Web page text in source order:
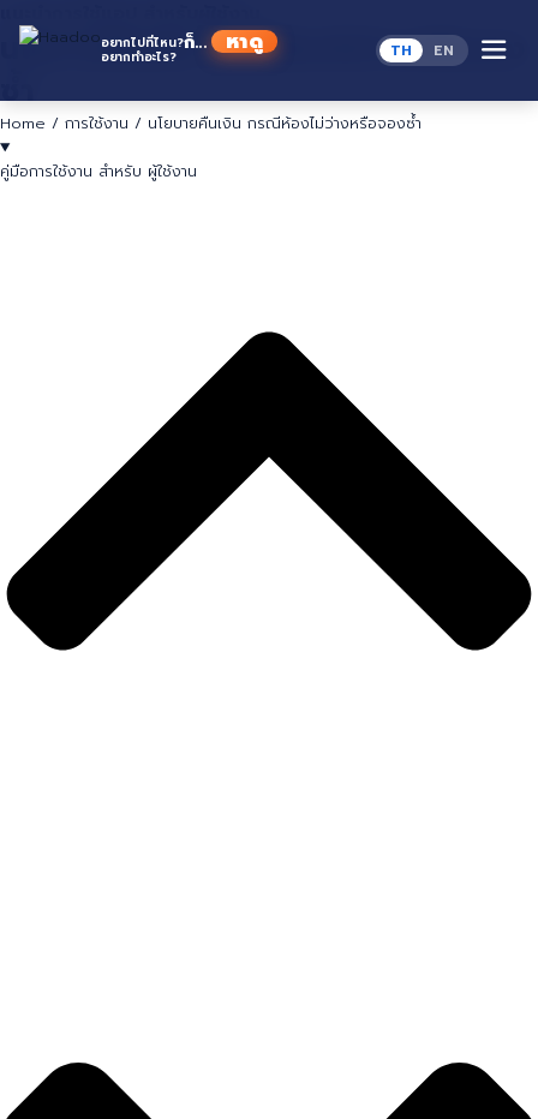
อยากไปที่ไหน?
อยากทำอะไร?
ก็... หาดู TH EN
นโยบายคืนเงิน กรณีห้องไม่ว่างหรือจอง
ซ้ำ
Home / การใช้งาน / นโยบายคืนเงิน กรณีห้องไม่ว่างหรือจองซ้ำ
คู่มือการใช้งาน สำหรับ ผู้ใช้งาน